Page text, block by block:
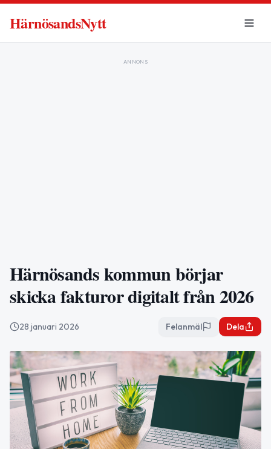
HärnösandsNytt
ANNONS
Härnösands kommun börjar
skicka fakturor digitalt från 2026
28 januari 2026 Felanmäl Dela